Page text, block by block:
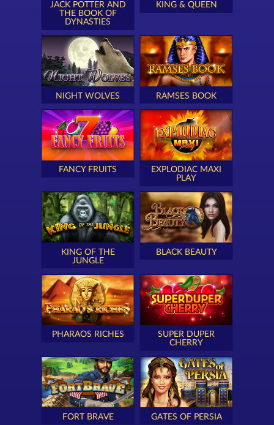
JACK POTTER AND
THE BOOK OF
DYNASTIES
KING & QUEEN
NIGHT WOLVES RAMSES BOOK
FANCY FRUITS
EXPLODIAC MAXI
PLAY
KING OF THE
JUNGLE
BLACK BEAUTY
PHARAOS RICHES
SUPER DUPER
CHERRY
FORT BRAVE GATES OF PERSIA